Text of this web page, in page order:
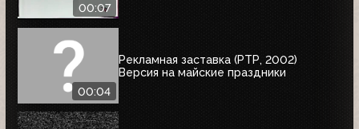
00:07
00:04
Рекламная заставка (РТР, 2002)
Версия на майские праздники